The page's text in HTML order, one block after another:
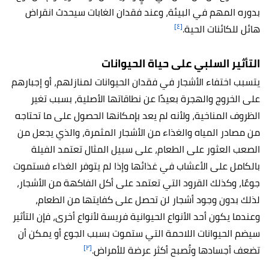
بدوره المهم في البيئة، وعند فقدان الغابات سيحدث انقراض
هائل للكائنات الحية.[٤]
التأثير السلبي على حياة الحيوانات
يتسبب اختفاء الأشجار في فقدان الحيوانات لمنازلهم، أو إجبارهم
على الخروج والهجرة بعيدًا عن نطاقاتها الأصلية، بسبب تغير
الظروف المناخية، ولأنه لم يعد بإمكانها الحصول على ما تحتاجه
من مصادر المياه والغذاء من الأشجار المثمرة، والذي يجعل من
الصعب العثور على الطعام، على سبيل المثال تعتمد الفيلة
بالكامل على الأعشاب في غذائها وإذا لم يتوفر الغذاء فستموت
جوعًا، وكذلك القرود التي تعتمد على أكل الفاكهة من الأشجار،
لذلك بدون وجود أشجار لن تحصل على كفايتها من الطعام،
وعندما يكون أحد الأنواع الحيوانية فريسة لأنواع أخرى، فإن التأثير
سيضم الحيوانات اللاحمة التي ستموت بسبب الجوع أو يمكن أن
تضعف أجسادها وتُصبح أكثر عرضة للأمراض.[٢]